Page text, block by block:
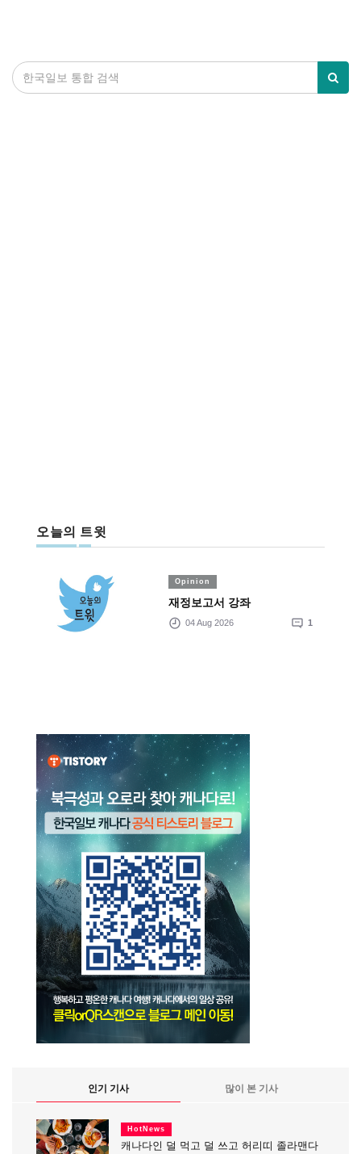
오늘의 트윗
Opinion
재정보고서 강좌
04 Aug 2026 1
인기 기사 많이 본 기사
HotNews
캐나다인 덜 먹고 덜 쓰고 허리띠 졸라맨다